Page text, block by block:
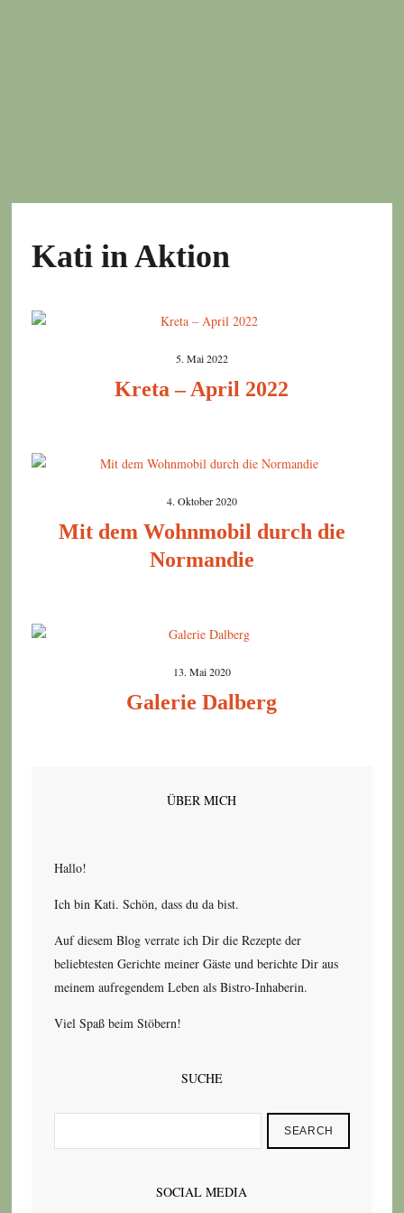
Kati in Aktion
5. Mai 2022
Kreta – April 2022
4. Oktober 2020
Mit dem Wohnmobil durch die
Normandie
13. Mai 2020
Galerie Dalberg
ÜBER MICH
Hallo!
Ich bin Kati. Schön, dass du da bist.
Auf diesem Blog verrate ich Dir die Rezepte der
beliebtesten Gerichte meiner Gäste und berichte Dir aus
meinem aufregendem Leben als Bistro-Inhaberin.
Viel Spaß beim Stöbern!
SUCHE
SEARCH
SOCIAL MEDIA